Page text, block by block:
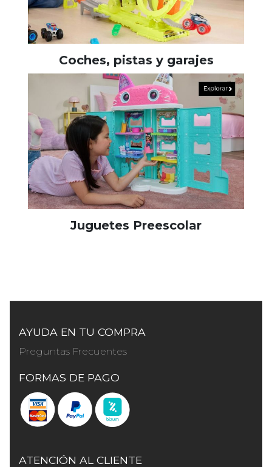
Coches, pistas y garajes
Juguetes Preescolar
AYUDA EN TU COMPRA
Preguntas Frecuentes
FORMAS DE PAGO
ATENCIÓN AL CLIENTE